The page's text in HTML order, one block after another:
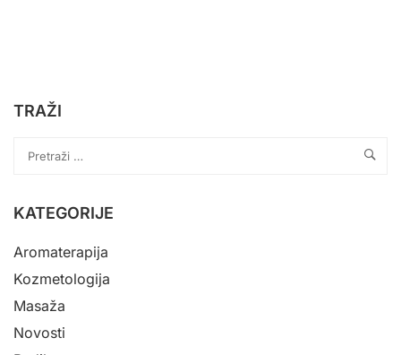
TRAŽI
KATEGORIJE
Aromaterapija
Kozmetologija
Masaža
Novosti